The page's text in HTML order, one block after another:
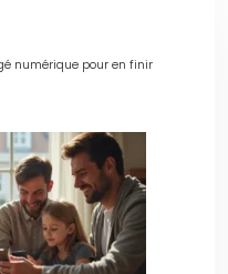
numérique pour en finir